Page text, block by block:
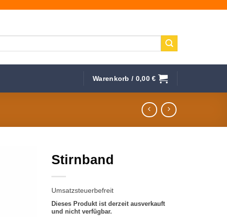
Warenkorb / 0,00€
Stirnband
Umsatzsteuerbefreit
Dieses Produkt ist derzeit ausverkauft
und nicht verfügbar.